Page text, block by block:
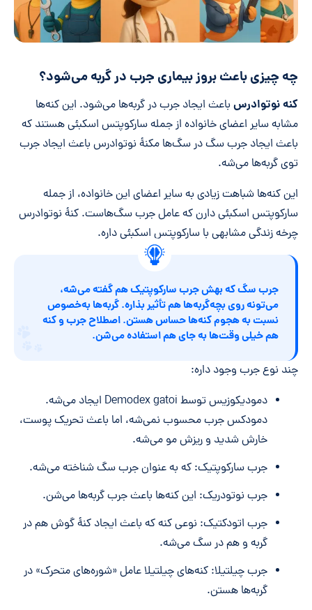
چه چیزی باعث بروز بیماری جرب در گربه می‌شود؟
کنه نوتوادرس باعث ایجاد جرب در گربه‌ها می‌شود. این کنه‌ها
مشابه سایر اعضای خانواده از جمله سارکوپتس اسکبئی هستند که
باعث ایجاد جرب سگ در سگ‌ها مکنۀ نوتوادرس باعث ایجاد جرب
توی گربه‌ها می‌شه.
این کنه‌ها شباهت زیادی به سایر اعضای این خانواده، از جمله
سارکوپتس اسکبئی دارن که عامل جرب سگ‌هاست. کنۀ نوتوادرس
چرخه زندگی مشابهی با سارکوپتس اسکبئی داره.
جرب سگ که بهش جرب سارکوپتیک هم گفته می‌شه،
می‌تونه روی بچه‌گربه‌ها هم تأثیر بذاره. گربه‌ها به‌خصوص
نسبت به هجوم کنه‌ها حساس هستن. اصطلاح جرب و کنه
هم خیلی وقت‌ها به جای هم استفاده می‌شن.
چند نوع جرب وجود داره:
دمودیکوزیس توسط Demodex gatoi ایجاد می‌شه.
دمودکس جرب محسوب نمی‌شه، اما باعث تحریک پوست،
خارش شدید و ریزش مو می‌شه.
جرب سارکوپتیک: که به عنوان جرب سگ شناخته می‌شه.
جرب نوتودریک: این کنه‌ها باعث جرب گربه‌ها می‌شن.
جرب اتودکتیک: نوعی کنه که باعث ایجاد کنۀ گوش هم در
گربه و هم در سگ می‌شه.
جرب چیلتیلا: کنه‌های چیلتیلا عامل «شوره‌های متحرک» در
گربه‌ها هستن.